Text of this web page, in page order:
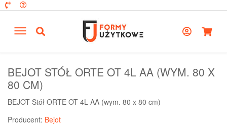
BEJOT STÓŁ ORTE OT 4L AA (WYM. 80 X
80 CM)
BEJOT Stół ORTE OT 4L AA (wym. 80 x 80 cm)
Producent: Bejot